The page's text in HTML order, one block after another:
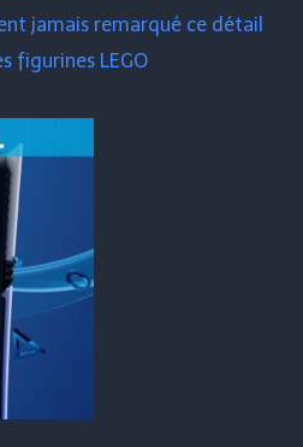
jamais remarqué ce détail
figurines LEGO